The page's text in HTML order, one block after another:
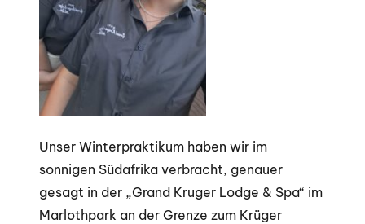
Unser Winterpraktikum haben wir im
sonnigen Südafrika verbracht, genauer
gesagt in der „Grand Kruger Lodge & Spa“ im
Marlothpark an der Grenze zum Krüger